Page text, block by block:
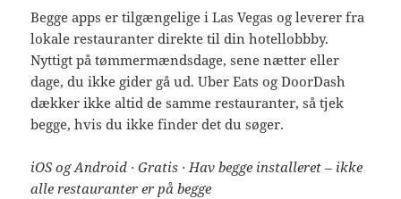
Begge apps er tilgængelige i Las Vegas og leverer fra
lokale restauranter direkte til din hotellobbby.
Nyttigt på tømmermændsdage, sene nætter eller
dage, du ikke gider gå ud. Uber Eats og DoorDash
dækker ikke altid de samme restauranter, så tjek
begge, hvis du ikke finder det du søger.
iOS og Android · Gratis · Hav begge installeret – ikke
alle restauranter er på begge